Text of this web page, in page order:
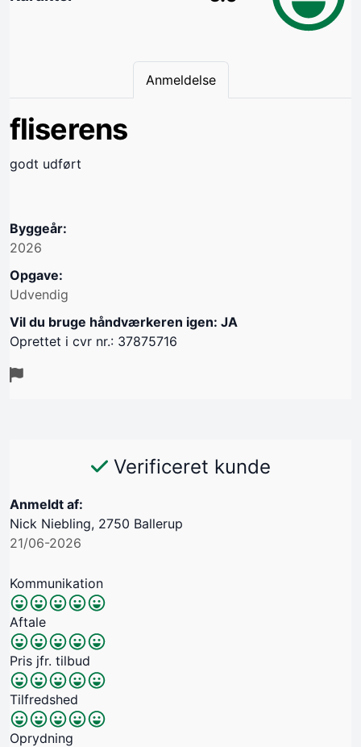
Anmeldelse
fliserens
godt udført
Byggeår:
2026
Opgave:
Udvendig
Vil du bruge håndværkeren igen: JA
Oprettet i cvr nr.: 37875716
Verificeret kunde
Anmeldt af:
Nick Niebling, 2750 Ballerup
21/06-2026
Kommunikation
Aftale
Pris jfr. tilbud
Tilfredshed
Oprydning